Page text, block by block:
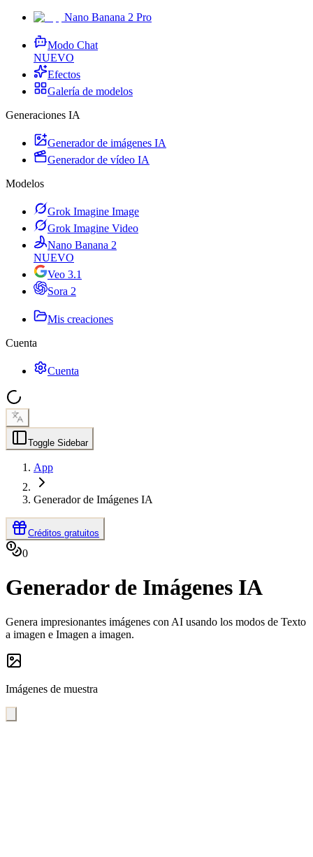
Nano Banana 2 Pro
Modo Chat
NUEVO
Efectos
Galería de modelos
Generaciones IA
Generador de imágenes IA
Generador de vídeo IA
Modelos
Grok Imagine Image
Grok Imagine Video
Nano Banana 2
NUEVO
Veo 3.1
Sora 2
Mis creaciones
Cuenta
Cuenta
Toggle Sidebar
App
Generador de Imágenes IA
Créditos gratuitos
0
Generador de Imágenes IA
Genera impresionantes imágenes con AI usando los modos de Texto
a imagen e Imagen a imagen.
Imágenes de muestra